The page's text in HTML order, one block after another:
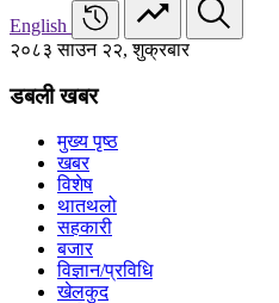
English
२०८३ साउन २२, शुक्रबार
डबली खबर
मुख्य पृष्ठ
खबर
विशेष
थातथलो
सहकारी
बजार
विज्ञान/प्रविधि
खेलकुद